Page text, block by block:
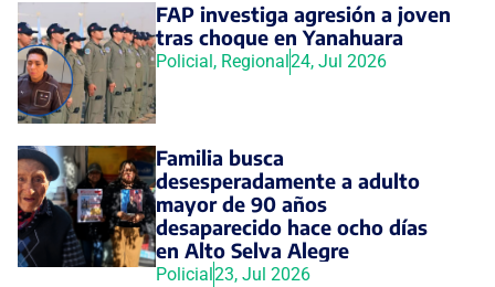
FAP investiga agresión a joven
tras choque en Yanahuara
Policial, Regional24, Jul 2026
Familia busca
desesperadamente a adulto
mayor de 90 años
desaparecido hace ocho días
en Alto Selva Alegre
Policial23, Jul 2026